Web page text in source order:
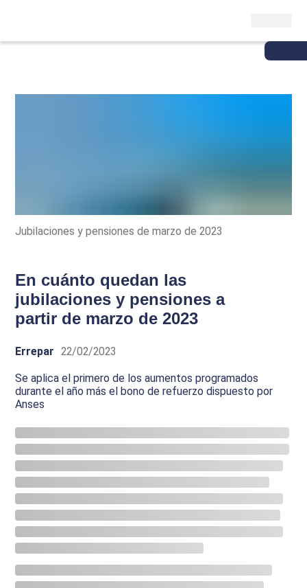
Jubilaciones y pensiones de marzo de 2023
En cuánto quedan las
jubilaciones y pensiones a
partir de marzo de 2023
Errepar 22/02/2023
Se aplica el primero de los aumentos programados
durante el año más el bono de refuerzo dispuesto por
Anses